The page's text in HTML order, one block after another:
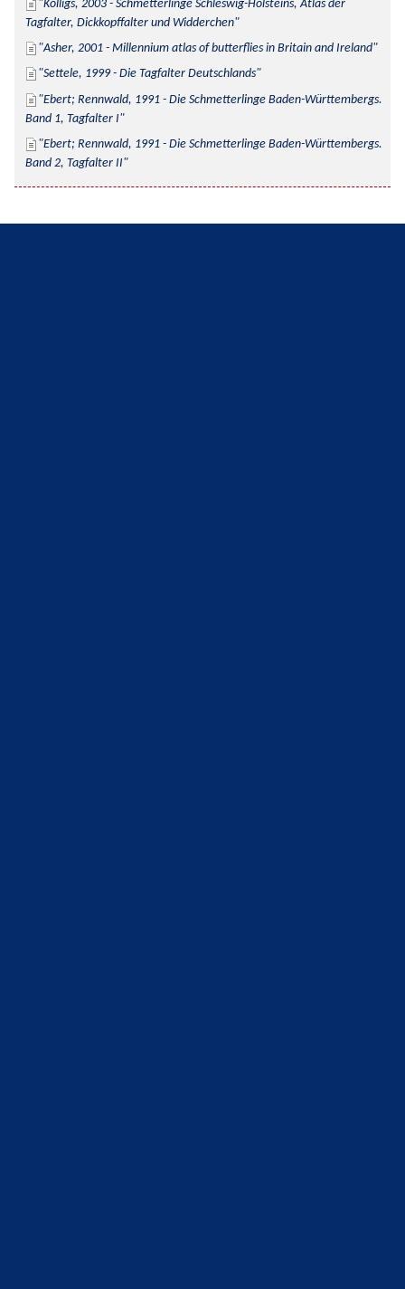
Kolligs, 2003 - Schmetterlinge Schleswig-Holsteins, Atlas der
Tagfalter, Dickkopffalter und Widderchen
Asher, 2001 - Millennium atlas of butterflies in Britain and Ireland
Settele, 1999 - Die Tagfalter Deutschlands
Ebert; Rennwald, 1991 - Die Schmetterlinge Baden-Württembergs.
Band 1, Tagfalter I
Ebert; Rennwald, 1991 - Die Schmetterlinge Baden-Württembergs.
Band 2, Tagfalter II